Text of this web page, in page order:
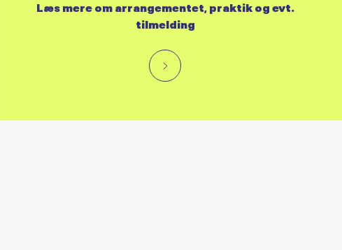
Læs mere om arrangementet, praktik og evt.
tilmelding